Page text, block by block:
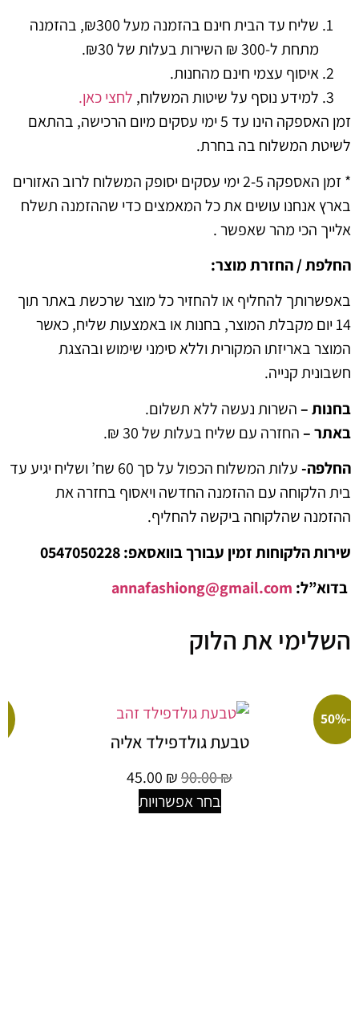
שליח עד הבית חינם בהזמנה מעל ₪300, בהזמנה
מתחת ל-300 ₪ השירות בעלות של ₪30.
איסוף עצמי חינם מהחנות.
למידע נוסף על שיטות המשלוח,לחצי כאן.
זמן האספקה הינו עד 5 ימי עסקים מיום הרכישה, בהתאם
המשלוח בה בחרת.
* זמן האספקה 2-5 ימי עסקים יסופק המשלוח לרוב האזורים
עושים את כל המאמצים כדי שההזמנה תשלח
הכי מהר שאפשר .
/ החזרת מוצר:
להחליף או להחזיר כל מוצר שרכשת באתר תוך
מקבלת המוצר, בחנות או באמצעות שליח, כאשר
באריזתו המקורית וללא סימני שימוש ובהצגת
קנייה.
–השרות נעשה ללא תשלום.
–החזרה עם שליח בעלות של 30 ₪.
עלות המשלוח הכפול על סך 60 שח’ ושליח יגיע עד
עם ההזמנה החדשה ויאסוף בחזרה את
שהלקוחה ביקשה להחליף.
זמין עבורך בוואסאפ: 0547050228
annafashiong@gmail.com
את הלוק
טבעת גולדפילד אליה
90.00
45.00₪
בחר אפשרויות